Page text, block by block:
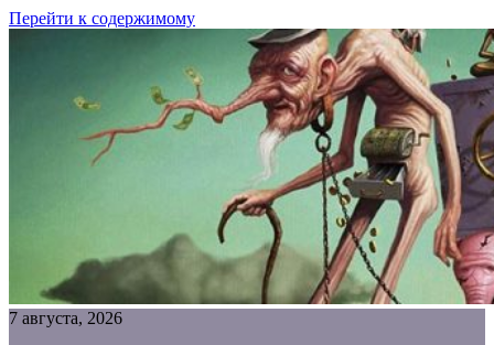
Перейти к содержимому
7 августа, 2026